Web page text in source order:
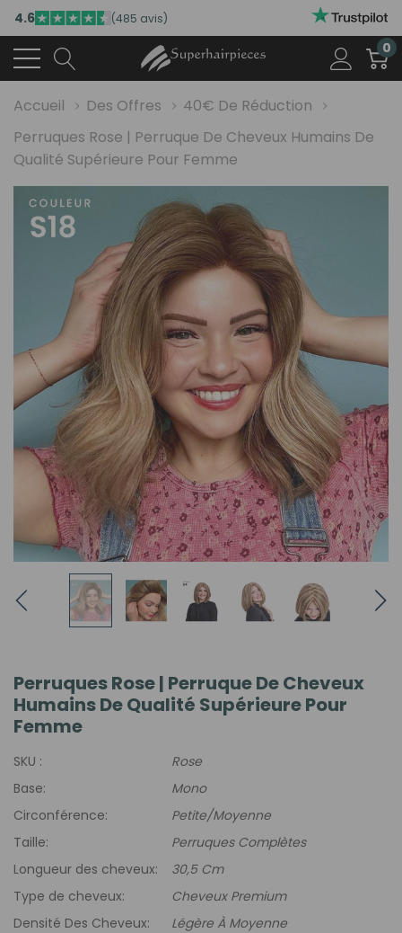
4.6 (485 avis)
0
Accueil Des Offres
40€ De Réduction
Perruques Rose | Perruque De Cheveux Humains De
Qualité Supérieure Pour Femme
Perruques Rose | Perruque De Cheveux
Humains De Qualité Supérieure Pour
Femme
SKU :
Rose
Base:
Mono
Circonférence:
Petite/Moyenne
Taille:
Perruques Complètes
Longueur des cheveux:
30,5 Cm
Type de cheveux:
Cheveux Premium
Densité Des Cheveux:
Légère À Moyenne